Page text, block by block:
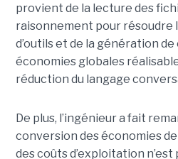
provient de la lecture des
raisonnement pour résoudre
d’outils et de la génération
économies globales
réduction du langage
De plus, l’ingénieur a fait
conversion des économies
des coûts d’exploitation